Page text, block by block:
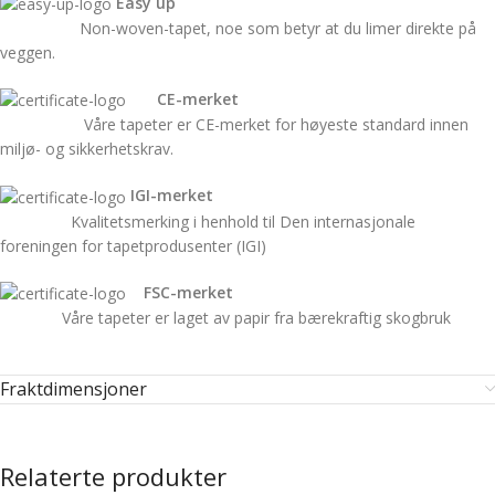
Non-woven-tapet, noe som betyr at du limer direkte på
veggen.
CE-merket
Våre tapeter er CE-merket for høyeste standard innen
miljø- og sikkerhetskrav.
IGI-merket
Kvalitetsmerking i henhold til Den internasjonale
foreningen for tapetprodusenter (IGI)
FSC-merket
Våre tapeter er laget av papir fra bærekraftig skogbruk
Fraktdimensjoner
Relaterte produkter